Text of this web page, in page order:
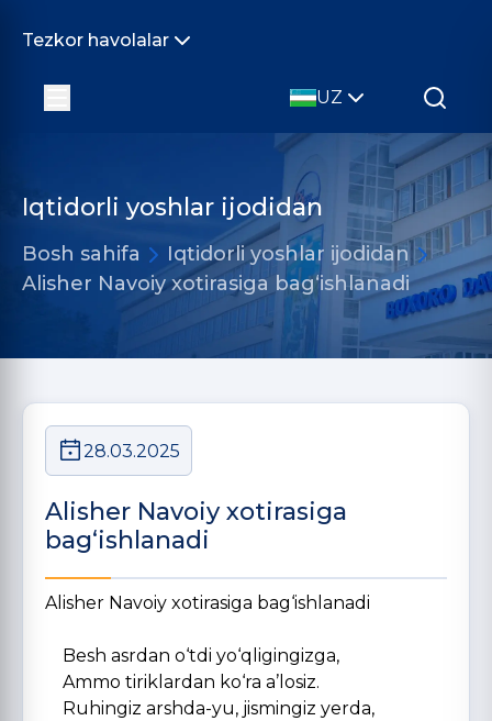
Tezkor havolalar
UZ
Iqtidorli yoshlar ijodidan
Bosh sahifa
Iqtidorli yoshlar ijodidan
Alisher Navoiy xotirasiga bag‘ishlanadi
28.03.2025
Alisher Navoiy xotirasiga
bag‘ishlanadi
Alisher Navoiy xotirasiga bag‘ishlanadi
Besh asrdan о‘tdi yо‘qligingizga,
Ammo tiriklardan kо‘ra a’losiz.
Ruhingiz arshda-yu, jismingiz yerda,